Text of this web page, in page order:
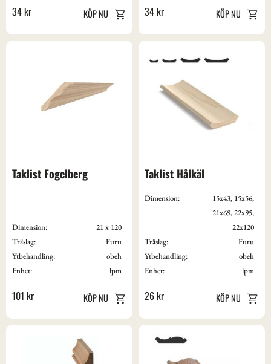
34kr 34kr
Taklist Fogelberg
101 kr
Dimension:
21 x 120
Träslag:
Furu
Ytbehandling:
obeh
Enhet:
lpm
Taklist Hålkäl
26kr
Dimension:
15x43, 15x56,
21x69, 22x95,
22x120
Träslag:
Furu
Ytbehandling:
obeh
Enhet:
lpm